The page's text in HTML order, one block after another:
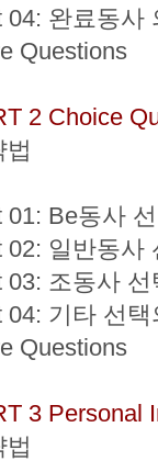
04: 완료동사
Questions
2 Choice
법
01: Be동사
02: 일반동사
03: 조동사
04: 기타 선택
Questions
3 Personal
법